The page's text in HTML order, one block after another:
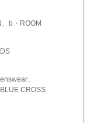
b・ROOM
、
CROSS